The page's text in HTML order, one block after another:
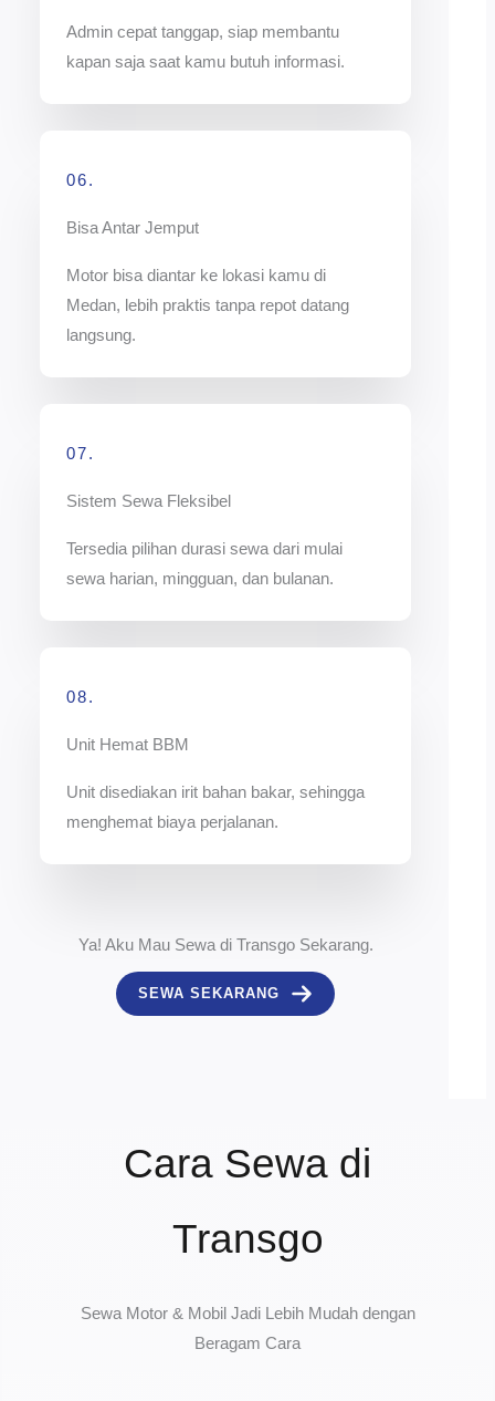
Admin cepat tanggap, siap membantu
kapan saja saat kamu butuh informasi.
06.
Bisa Antar Jemput
Motor bisa diantar ke lokasi kamu di
Medan, lebih praktis tanpa repot datang
langsung.
07.
Sistem Sewa Fleksibel
Tersedia pilihan durasi sewa dari mulai
sewa harian, mingguan, dan bulanan.
08.
Unit Hemat BBM
Unit disediakan irit bahan bakar, sehingga
menghemat biaya perjalanan.
Ya! Aku Mau Sewa di Transgo Sekarang.
SEWA SEKARANG
Cara Sewa di
Transgo
Sewa Motor & Mobil Jadi Lebih Mudah dengan
Beragam Cara